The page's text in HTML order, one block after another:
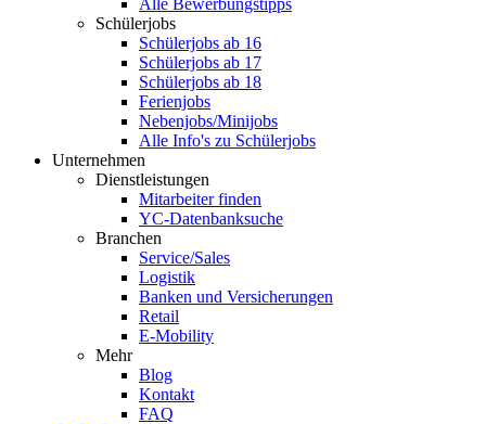
Alle Bewerbungstipps
Schülerjobs
Schülerjobs ab 16
Schülerjobs ab 17
Schülerjobs ab 18
Ferienjobs
Nebenjobs/Minijobs
Alle Info's zu Schülerjobs
Unternehmen
Dienstleistungen
Mitarbeiter finden
YC-Datenbanksuche
Branchen
Service/Sales
Logistik
Banken und Versicherungen
Retail
E-Mobility
Mehr
Blog
Kontakt
FAQ